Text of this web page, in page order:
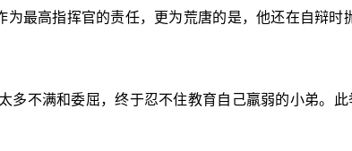
最高指挥官的责任，更为荒唐的是，他还在自辩时
多不满和委屈，终于忍不住教育自己羸弱的小弟。此